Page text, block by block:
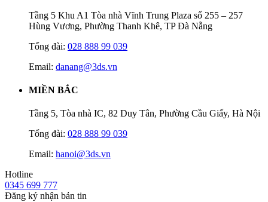
Tầng 5 Khu A1 Tòa nhà Vĩnh Trung Plaza số 255 – 257
Hùng Vương, Phường Thanh Khê, TP Đà Nẵng
Tổng đài: 028 888 99 039
Email: danang@3ds.vn
MIỀN BẮC
Tầng 5, Tòa nhà IC, 82 Duy Tân, Phường Cầu Giấy, Hà Nội
Tổng đài: 028 888 99 039
Email: hanoi@3ds.vn
Hotline
0345 699 777
Đăng ký nhận bản tin